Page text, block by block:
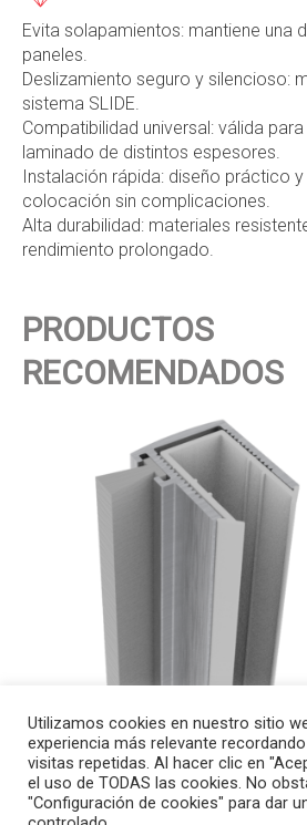
Evita solapamientos: mantiene una
paneles.
Deslizamiento seguro y silencioso:
sistema SLIDE.
Compatibilidad universal: válida
laminado de distintos espesores.
Instalación rápida: diseño práctico
colocación sin complicaciones.
Alta durabilidad: materiales
rendimiento prolongado.
PRODUCTOS
RECOMENDADOS
JUNTA DE ALUMINIO SLIDE
30,00
página
de
producto
Utilizamos cookies en nuestro sitio
experiencia más relevante
visitas repetidas. Al hacer clic en
el uso de TODAS las cookies. No
"Configuración de cookies" para dar